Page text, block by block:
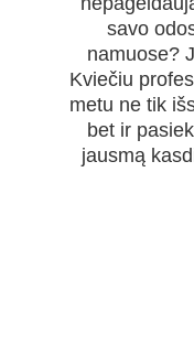
savo
namuose?
Kviečiu
metu ne tik
bet ir
jausmą